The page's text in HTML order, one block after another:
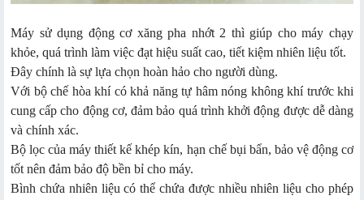
Máy sử dụng động cơ xăng pha nhớt 2 thì giúp cho máy chạy
khỏe, quá trình làm việc đạt hiệu suất cao, tiết kiệm nhiên liệu tốt.
Đây chính là sự lựa chọn hoàn hảo cho người dùng.
Với bộ chế hòa khí có khả năng tự hâm nóng không khí trước khi
cung cấp cho động cơ, đảm bảo quá trình khởi động được dễ dàng
và chính xác.
Bộ lọc của máy thiết kế khép kín, hạn chế bụi bẩn, bảo vệ động cơ
tốt nên đảm bảo độ bền bỉ cho máy.
Bình chứa nhiên liệu có thể chứa được nhiều nhiên liệu cho phép